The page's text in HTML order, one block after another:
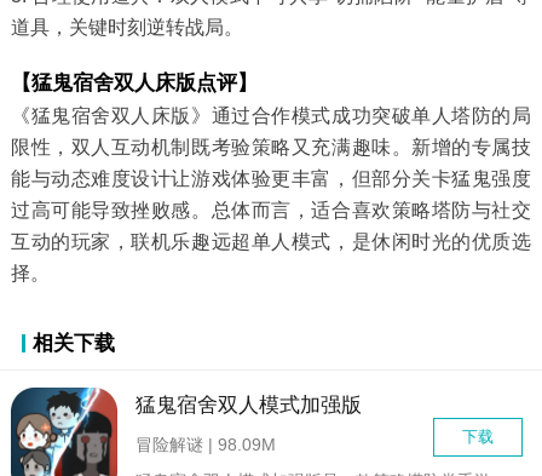
道具，关键时刻逆转战局。
【猛鬼宿舍双人床版点评】
《猛鬼宿舍双人床版》通过合作模式成功突破单人塔防的局
限性，双人互动机制既考验策略又充满趣味。新增的专属技
能与动态难度设计让游戏体验更丰富，但部分关卡猛鬼强度
过高可能导致挫败感。总体而言，适合喜欢策略塔防与社交
互动的玩家，联机乐趣远超单人模式，是休闲时光的优质选
择。
相关下载
猛鬼宿舍双人模式加强版
下载
冒险解谜 | 98.09M